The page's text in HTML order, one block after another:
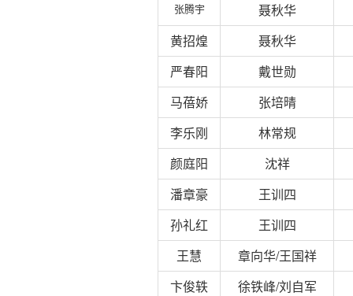
张腾宇
聂秋华
黄招煌
聂秋华
严春阳
戴世勋
马蓓娇
张培晴
李乐刚
林常规
颜庭阳
沈祥
潘章豪
王训四
孙礼红
王训四
王慧
章向华/王国祥
卞俊轶
徐铁峰/刘自军